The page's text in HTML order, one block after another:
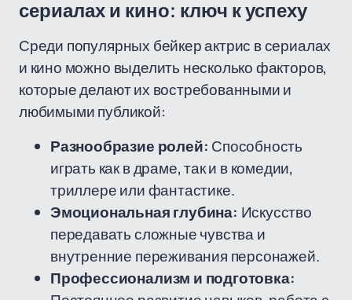
сериалах и кино: ключ к успеху
Среди популярных бейкер актрис в сериалах
и кино можно выделить несколько факторов,
которые делают их востребованными и
любимыми публикой:
Разнообразие ролей: Способность
играть как в драме, так и в комедии,
триллере или фантастике.
Эмоциональная глубина: Искусство
передавать сложные чувства и
внутренние переживания персонажей.
Профессионализм и подготовка: